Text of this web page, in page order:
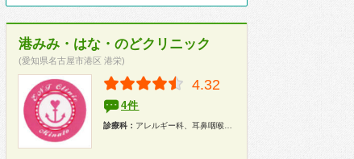
港みみ・はな・のどクリニック
(愛知県名古屋市港区 港栄)
4.32
4件
診療科： アレルギー科、耳鼻咽喉科、小児科